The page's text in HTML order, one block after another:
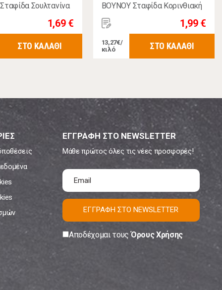
Σουλτανίνα
1,69 €
ΣΤΟ ΚΑΛΑΘΙ
ΒΟΥΝΟΥ Σταφίδα Κορινθιακή
Βιολογική 150γρ
1,99 €
13,27€/
κιλό
ΣΤΟ ΚΑΛΑΘΙ
ΕΓΓΡΑΦΗ ΣΤΟ NEWSLETTER
Μάθε πρώτος όλες τις νέες προσφορές!
ΕΓΓΡΑΦΗ ΣΤΟ NEWSLETTER
Αποδέχομαι τουςΌρους Χρήσης